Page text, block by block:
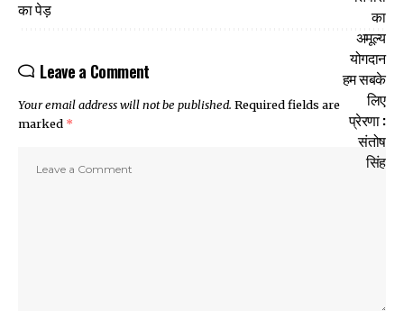
Leave a Comment
Your email address will not be published. Required fields are
marked *